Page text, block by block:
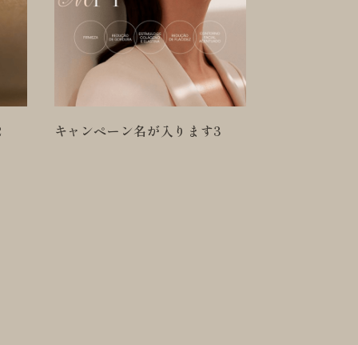
キャンペーン名が入ります4